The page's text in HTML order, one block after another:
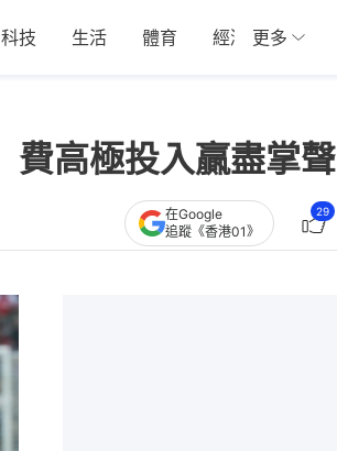
科技 生活 體育 經濟 01深圳
更多
高極投入贏盡掌聲
在Google
追蹤《香港01》
29